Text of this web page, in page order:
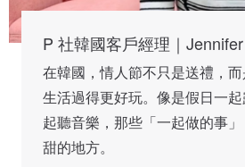
P 社韓國客戶經理｜Jennifer
在韓國，情人節不只是送禮，
生活過得更好玩。像是假日一
起聽音樂，那些「一起做的事
甜的地方。